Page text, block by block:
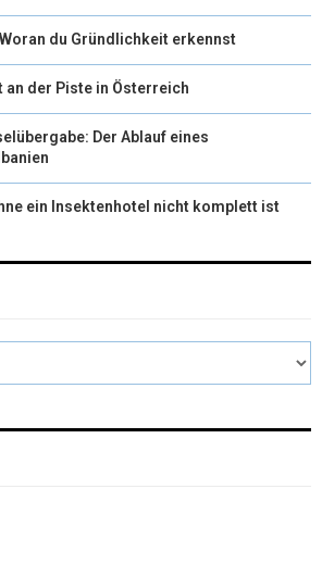
du Gründlichkeit erkennst
der Piste in Österreich
Der Ablauf eines
ein Insektenhotel nicht komplett ist